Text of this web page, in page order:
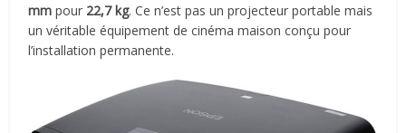
mm pour 22,7 kg. Ce n’est pas un projecteur portable mais
un véritable équipement de cinéma maison conçu pour
l’installation permanente.